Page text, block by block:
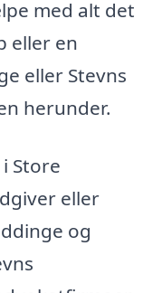
med alt det
eller en
eller Stevns
herunder.
Store
eller
og